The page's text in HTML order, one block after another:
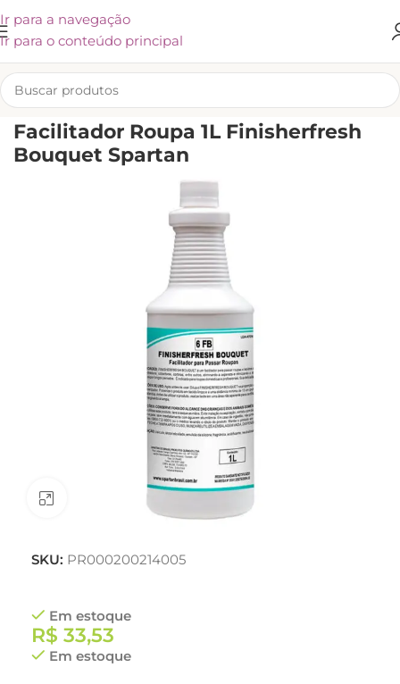
Ir para a navegação
Ir para o conteúdo principal
INÍCIO/LIMPEZA
Facilitador Roupa 1L Finisherfresh
Bouquet Spartan
SKU: PR000200214005
Em estoque
R$ 33,53
Em estoque